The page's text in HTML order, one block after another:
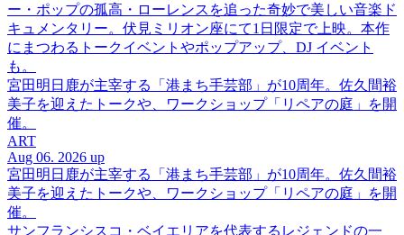
ー・ポップの孤高・ローレンスを追った奇妙で美しい音楽ド
キュメンタリー。伏見ミリオン座にて1日限定で上映。本作
にまつわるトークイベントやポップアップ、DJ イベント
も。
宮田明日鹿が主宰する「港まち手芸部」が10周年。佐久間裕
美子を迎えたトークや、ワークショップ「リペアの庭」を開
催。
ART
Aug 06. 2026 up
宮田明日鹿が主宰する「港まち手芸部」が10周年。佐久間裕
美子を迎えたトークや、ワークショップ「リペアの庭」を開
催。
サンフランシスコ・ベイエリアを代表するレジェンドの一